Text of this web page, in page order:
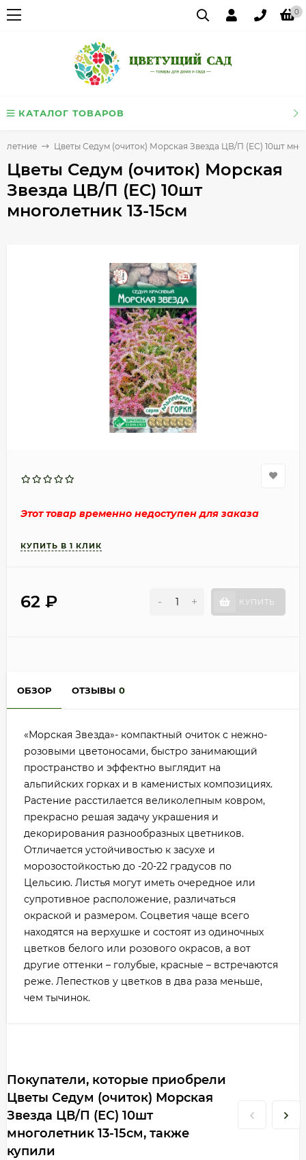
0
КАТАЛОГ ТОВАРОВ
Цветы Седум (очиток) Морская Звезда ЦВ/П (ЕС) 10шт
Цветы Седум (очиток) Морская
Звезда ЦВ/П (ЕС) 10шт
многолетник 13-15см
Этот товар временно недоступен для заказа
62 ₽ - + КУПИТЬ
ОБЗОР ОТЗЫВЫ 0
«Морская Звезда»- компактный очиток с нежно-
розовыми цветоносами, быстро занимающий
пространство и эффектно выглядит на
альпийских горках и в каменистых композициях.
Растение расстилается великолепным ковром,
прекрасно решая задачу украшения и
декорирования разнообразных цветников.
Отличается устойчивостью к засухе и
морозостойкостью до -20-22 градусов по
Цельсию. Листья могут иметь очередное или
супротивное расположение, различаться
окраской и размером. Соцветия чаще всего
находятся на верхушке и состоят из одиночных
цветков белого или розового окрасов, а вот
другие оттенки – голубые, красные – встречаются
реже. Лепестков у цветков в два раза меньше,
чем тычинок.
Покупатели, которые приобрели
Цветы Седум (очиток) Морская
Звезда ЦВ/П (ЕС) 10шт
многолетник 13-15см, также
купили